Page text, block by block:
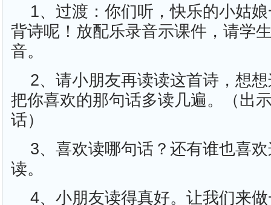
1、过渡：你们听，快乐的小姑
背诗呢！放配乐录音示课件，请学
音。
2、请小朋友再读读这首诗，想
把你喜欢的那句话多读几遍。（出
话）
3、喜欢读哪句话？还有谁也喜
读。
4、小朋友读得真好。让我们来